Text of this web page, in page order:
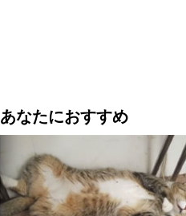
あなたにおすすめ